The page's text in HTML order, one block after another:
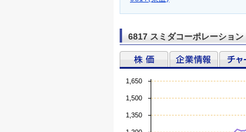
6817 スミダコーポレーション